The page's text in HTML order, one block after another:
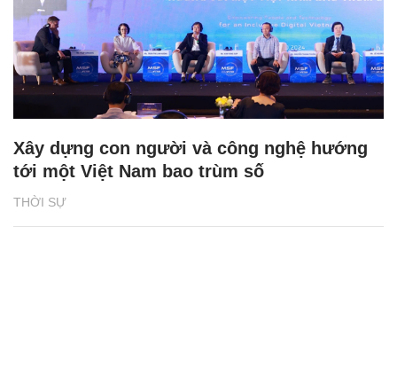
THỜI SỰ
Xây dựng con người và công nghệ hướng
tới một Việt Nam bao trùm số